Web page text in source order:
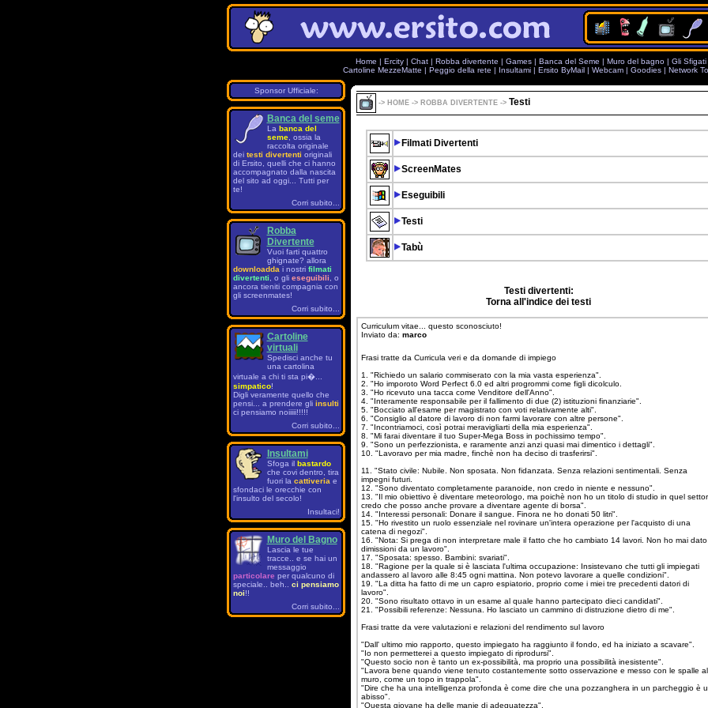
Home | Ercity | Chat | Robba divertente | Games | Banca del Seme | Muro del bagno | Gli Sfigati
Cartoline MezzeMatte | Peggio della rete | Insultami | Ersito ByMail | Webcam | Goodies | Network
Sponsor Ufficiale:
Banca del seme
La banca del
seme, ossia la
raccolta originale
dei testi divertenti originali
di Ersito, quelli che ci hanno
accompagnato dalla nascita
del sito ad oggi... Tutti per
te!
Corri subito...
Robba
Divertente
Vuoi farti quattro
ghignate? allora
downloadda i nostri filmati
divertenti , o gli eseguibili , o
ancora tieniti compagnia con
gli screenmates!
Corri subito...
Cartoline
virtuali
Spedisci anche tu
una cartolina
virtuale a chi ti sta pi�...
simpatico!
Digli veramente quello che
pensi... a prendere gli insulti
ci pensiamo noiiiii!!!!!
Corri subito...
Insultami
Sfoga il bastardo
che covi dentro, tira
fuori la cattiveria e
sfondaci le orecchie con
l'insulto del secolo!
Insultaci!
Muro del Bagno
Lascia le tue
tracce.. e se hai un
messaggio
particolare per qualcuno di
speciale.. beh.. ci pensiamo
noi!!
Corri subito...
-> HOME -> ROBBA DIVERTENTE -> Testi
Filmati Divertenti
ScreenMates
Eseguibili
Testi
Tabù
Testi divertenti:
Torna all'indice dei testi
Curriculum vitae... questo sconosciuto!
Inviato da: marco
Frasi tratte da Curricula veri e da domande di impiego
1. "Richiedo un salario commiserato con la mia vasta esperienza".
2. "Ho imporoto Word Perfect 6.0 ed altri progrommi come figli dicolculo.
3. "Ho ricevuto una tacca come Venditore dell'Anno".
4. "Interamente responsabile per il fallimento di due (2) istituzioni finanziarie".
5. "Bocciato all'esame per magistrato con voti relativamente alti".
6. "Consiglio al datore di lavoro di non farmi lavorare con altre persone".
7. "Incontriamoci, così potrai meravigliarti della mia esperienza".
8. "Mi farai diventare il tuo Super-Mega Boss in pochissimo tempo".
9. "Sono un perfezzionista, e raramente anzi anzi quasi mai dimentico i dettagli".
10. "Lavoravo per mia madre, finchè non ha deciso di trasferirsi".
11. "Stato civile: Nubile. Non sposata. Non fidanzata. Senza relazioni sentimentali. Senza
impegni futuri.
12. "Sono diventato completamente paranoide, non credo in niente e nessuno".
13. "Il mio obiettivo è diventare meteorologo, ma poichè non ho un titolo di studio in quel
credo che posso anche provare a diventare agente di borsa".
14. "Interessi personali: Donare il sangue. Finora ne ho donati 50 litri".
15. "Ho rivestito un ruolo essenziale nel rovinare un'intera operazione per l'acquisto di una
catena di negozi".
16. "Nota: Si prega di non interpretare male il fatto che ho cambiato 14 lavori. Non ho mai dato
dimissioni da un lavoro".
17. "Sposata: spesso. Bambini: svariati".
18. "Ragione per la quale si è lasciata l'ultima occupazione: Insistevano che tutti gli impiegati
andassero al lavoro alle 8:45 ogni mattina. Non potevo lavorare a quelle condizioni".
19. "La ditta ha fatto di me un capro espiatorio, proprio come i miei tre precedenti datori di
lavoro".
20. "Sono risultato ottavo in un esame al quale hanno partecipato dieci candidati".
21. "Possibili referenze: Nessuna. Ho lasciato un cammino di distruzione dietro di me".
Frasi tratte da vere valutazioni e relazioni del rendimento sul lavoro
"Dall' ultimo mio rapporto, questo impiegato ha raggiunto il fondo, ed ha iniziato a scavare".
"Io non permetterei a questo impiegato di riprodursi".
"Questo socio non è tanto un ex-possibilità, ma proprio una possibilità inesistente".
"Lavora bene quando viene tenuto costantemente sotto osservazione e messo con le spalle al
muro, come un topo in trappola".
"Dire che ha una intelligenza profonda è come dire che una pozzanghera in un parcheggio è
abisso".
"Questa giovane ha delle manie di adeguatezza".